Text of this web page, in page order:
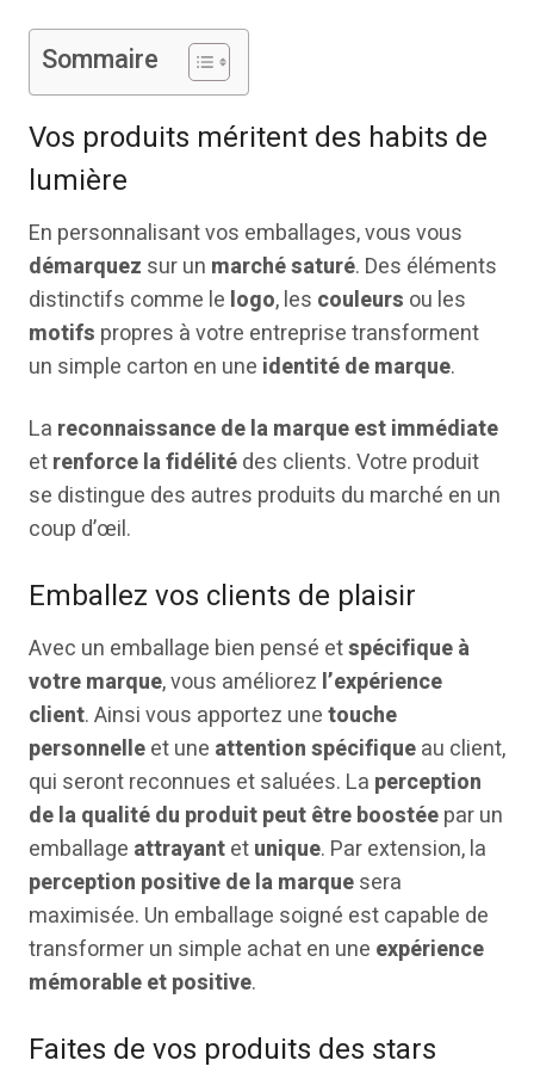
Sommaire
Vos produits méritent des habits de
lumière
En personnalisant vos emballages, vous vous
démarquez sur un marché saturé. Des éléments
distinctifs comme le logo, les couleurs ou les
motifs propres à votre entreprise transforment
un simple carton en une identité de marque.
La reconnaissance de la marque estimmédiate
etrenforce la fidélitédes clients. Votre produit
se distingue des autres produits du marché en un
coup d’œil.
Emballez vos clients de plaisir
Avec un emballage bien pensé etspécifique à
votre marque, vous améliorez l’expérience
client. Ainsi vous apportez unetouche
personnelleet une attention spécifiqueau client,
qui seront reconnues et saluées. La perception
de la qualité du produit peut être boostéepar un
emballage attrayantetunique. Par extension, la
perception positive de la marquesera
maximisée. Un emballage soigné est capable de
transformer un simple achat en une expérience
mémorable et positive.
Faites de vos produits des stars